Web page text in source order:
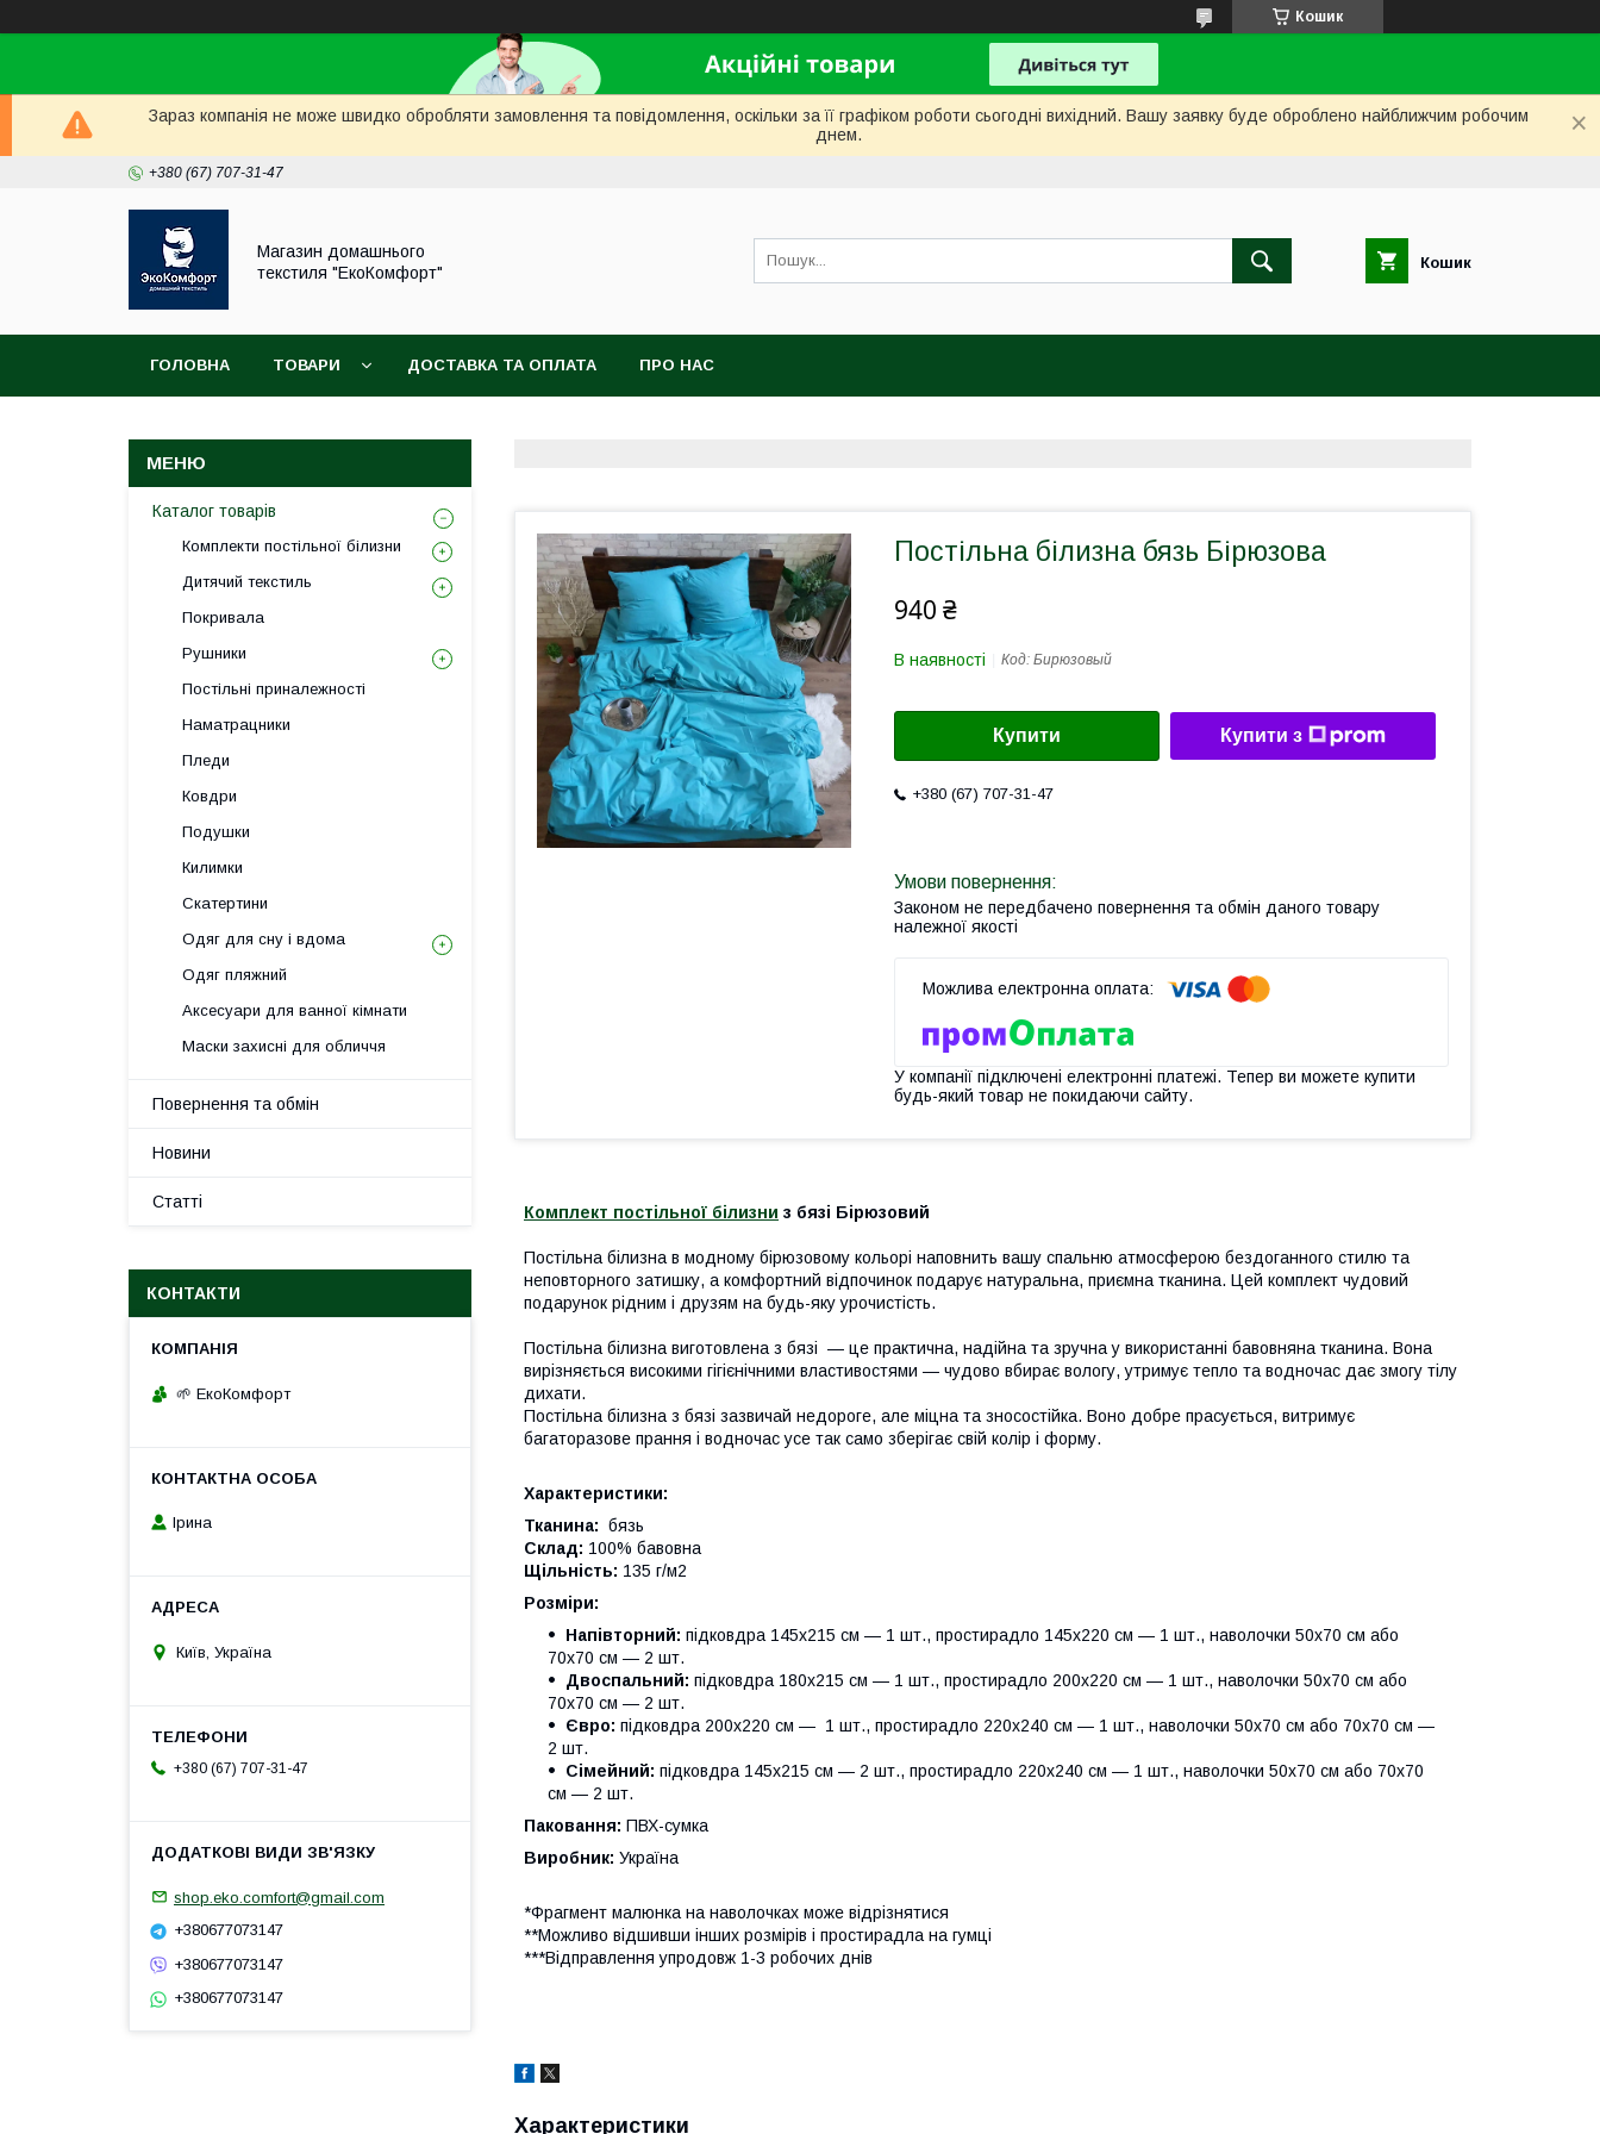
Кошик
Зараз компанія не може швидко обробляти замовлення та повідомлення, оскільки за її графіком роботи сьогодні вихідний. Вашу заявку буде оброблено найближчим робочим
днем.
+380 (67) 707-31-47
Магазин домашнього
текстиля "ЕкоКомфорт"
Кошик
ГОЛОВНА ТОВАРИ ДОСТАВКА ТА ОПЛАТА ПРО НАС
Постільна білизна бязь Бірюзова
940 ₴
В наявності Код: Бирюзовый
Купити Купити з
+380 (67) 707-31-47
Законом не передбачено повернення та обмін даного товару
належної якості
У компанії підключені електронні платежі. Тепер ви можете купити
будь-який товар не покидаючи сайту.
Комплект постільної білизни з бязі Бірюзовий
Постільна білизна в модному бірюзовому кольорі наповнить вашу спальню атмосферою бездоганного стилю та
неповторного затишку, а комфортний відпочинок подарує натуральна, приємна тканина. Цей комплект чудовий
подарунок рідним і друзям на будь-яку урочистість.
Постільна білизна виготовлена з бязі — це практична, надійна та зручна у використанні бавовняна тканина. Вона
вирізняється високими гігієнічними властивостями — чудово вбирає вологу, утримує тепло та водночас дає змогу тілу
дихати.
Постільна білизна з бязі зазвичай недороге, але міцна та зносостійка. Воно добре прасується, витримує
багаторазове прання і водночас усе так само зберігає свій колір і форму.
Характеристики:
Тканина: бязь
Склад: 100% бавовна
Щільність: 135 г/м2
Розміри:
Напівторний: підковдра 145х215 см — 1 шт., простирадло 145х220 см — 1 шт., наволочки 50х70 см або
70х70 см — 2 шт.
Двоспальний: підковдра 180х215 см — 1 шт., простирадло 200х220 см — 1 шт., наволочки 50х70 см або
70х70 см — 2 шт.
Євро: підковдра 200х220 см — 1 шт., простирадло 220х240 см — 1 шт., наволочки 50х70 см або 70х70 см —
2 шт.
Сімейний: підковдра 145х215 см — 2 шт., простирадло 220х240 см — 1 шт., наволочки 50х70 см або 70х70
см — 2 шт.
Паковання: ПВХ-сумка
Виробник: Україна
*Фрагмент малюнка на наволочках може відрізнятися
**Можливо відшивши інших розмірів і простирадла на гумці
***Відправлення упродовж 1-3 робочих днів
Характеристики
Каталог товарів
Комплекти постільної білизни
Дитячий текстиль
Покривала
Рушники
Постільні приналежності
Наматрацники
Пледи
Ковдри
Подушки
Килимки
Скатертини
Одяг для сну і вдома
Одяг пляжний
Аксесуари для ванної кімнати
Маски захисні для обличчя
Повернення та обмін
Новини
Статті
КОНТАКТИ
🌱 ЕкоКомфорт
Ірина
Київ, Україна
+380 (67) 707-31-47
shop.eko.comfort@gmail.com
+380677073147
+380677073147
+380677073147